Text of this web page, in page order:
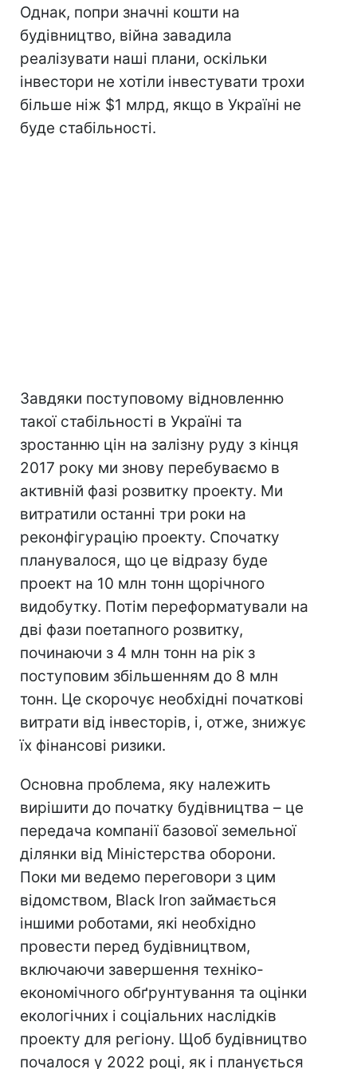
Однак, попри значні кошти на
будівництво, війна завадила
реалізувати наші плани, оскільки
інвестори не хотіли інвестувати трохи
більше ніж $1 млрд, якщо в Україні не
буде стабільності.
Завдяки поступовому відновленню
такої стабільності в Україні та
зростанню цін на залізну руду з кінця
2017 року ми знову перебуваємо в
активній фазі розвитку проекту. Ми
витратили останні три роки на
реконфігурацію проекту. Спочатку
планувалося, що це відразу буде
проект на 10 млн тонн щорічного
видобутку. Потім переформатували на
дві фази поетапного розвитку,
починаючи з 4 млн тонн на рік з
поступовим збільшенням до 8 млн
тонн. Це скорочує необхідні початкові
витрати від інвесторів, і, отже, знижує
їх фінансові ризики.
Основна проблема, яку належить
вирішити до початку будівництва – це
передача компанії базової земельної
ділянки від Міністерства оборони.
Поки ми ведемо переговори з цим
відомством, Black Iron займається
іншими роботами, які необхідно
провести перед будівництвом,
включаючи завершення техніко-
економічного обґрунтування та оцінки
екологічних і соціальних наслідків
проекту для регіону. Щоб будівництво
почалося у 2022 році, як і планується